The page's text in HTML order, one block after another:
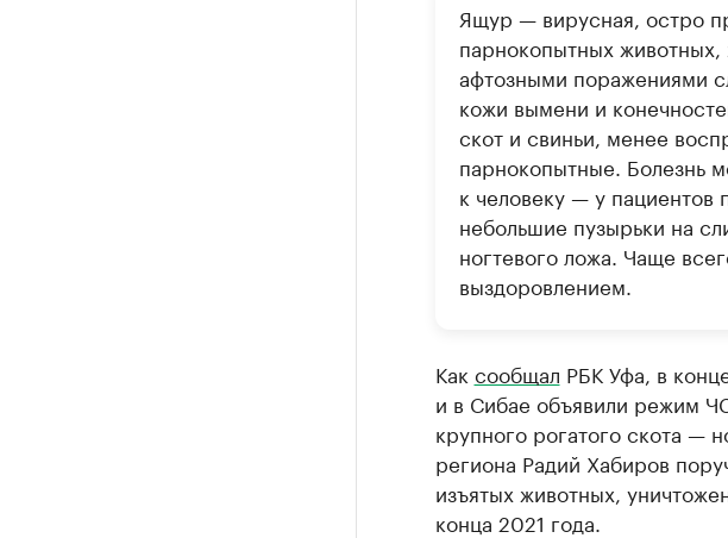
Ящур — вирусная, остро
парнокопытных
афтозными поражениями
кожи вымени и
скот и свиньи, менее
парнокопытные. Болезнь
к человеку — у пациентов
небольшие пузырьки на
ногтевого ложа. Чаще
выздоровлением.
Как сообщал РБК Уфа, в
и в Сибае объявили режим
крупного рогатого скота —
региона Радий Хабиров
изъятых животных,
конца 2021 года.